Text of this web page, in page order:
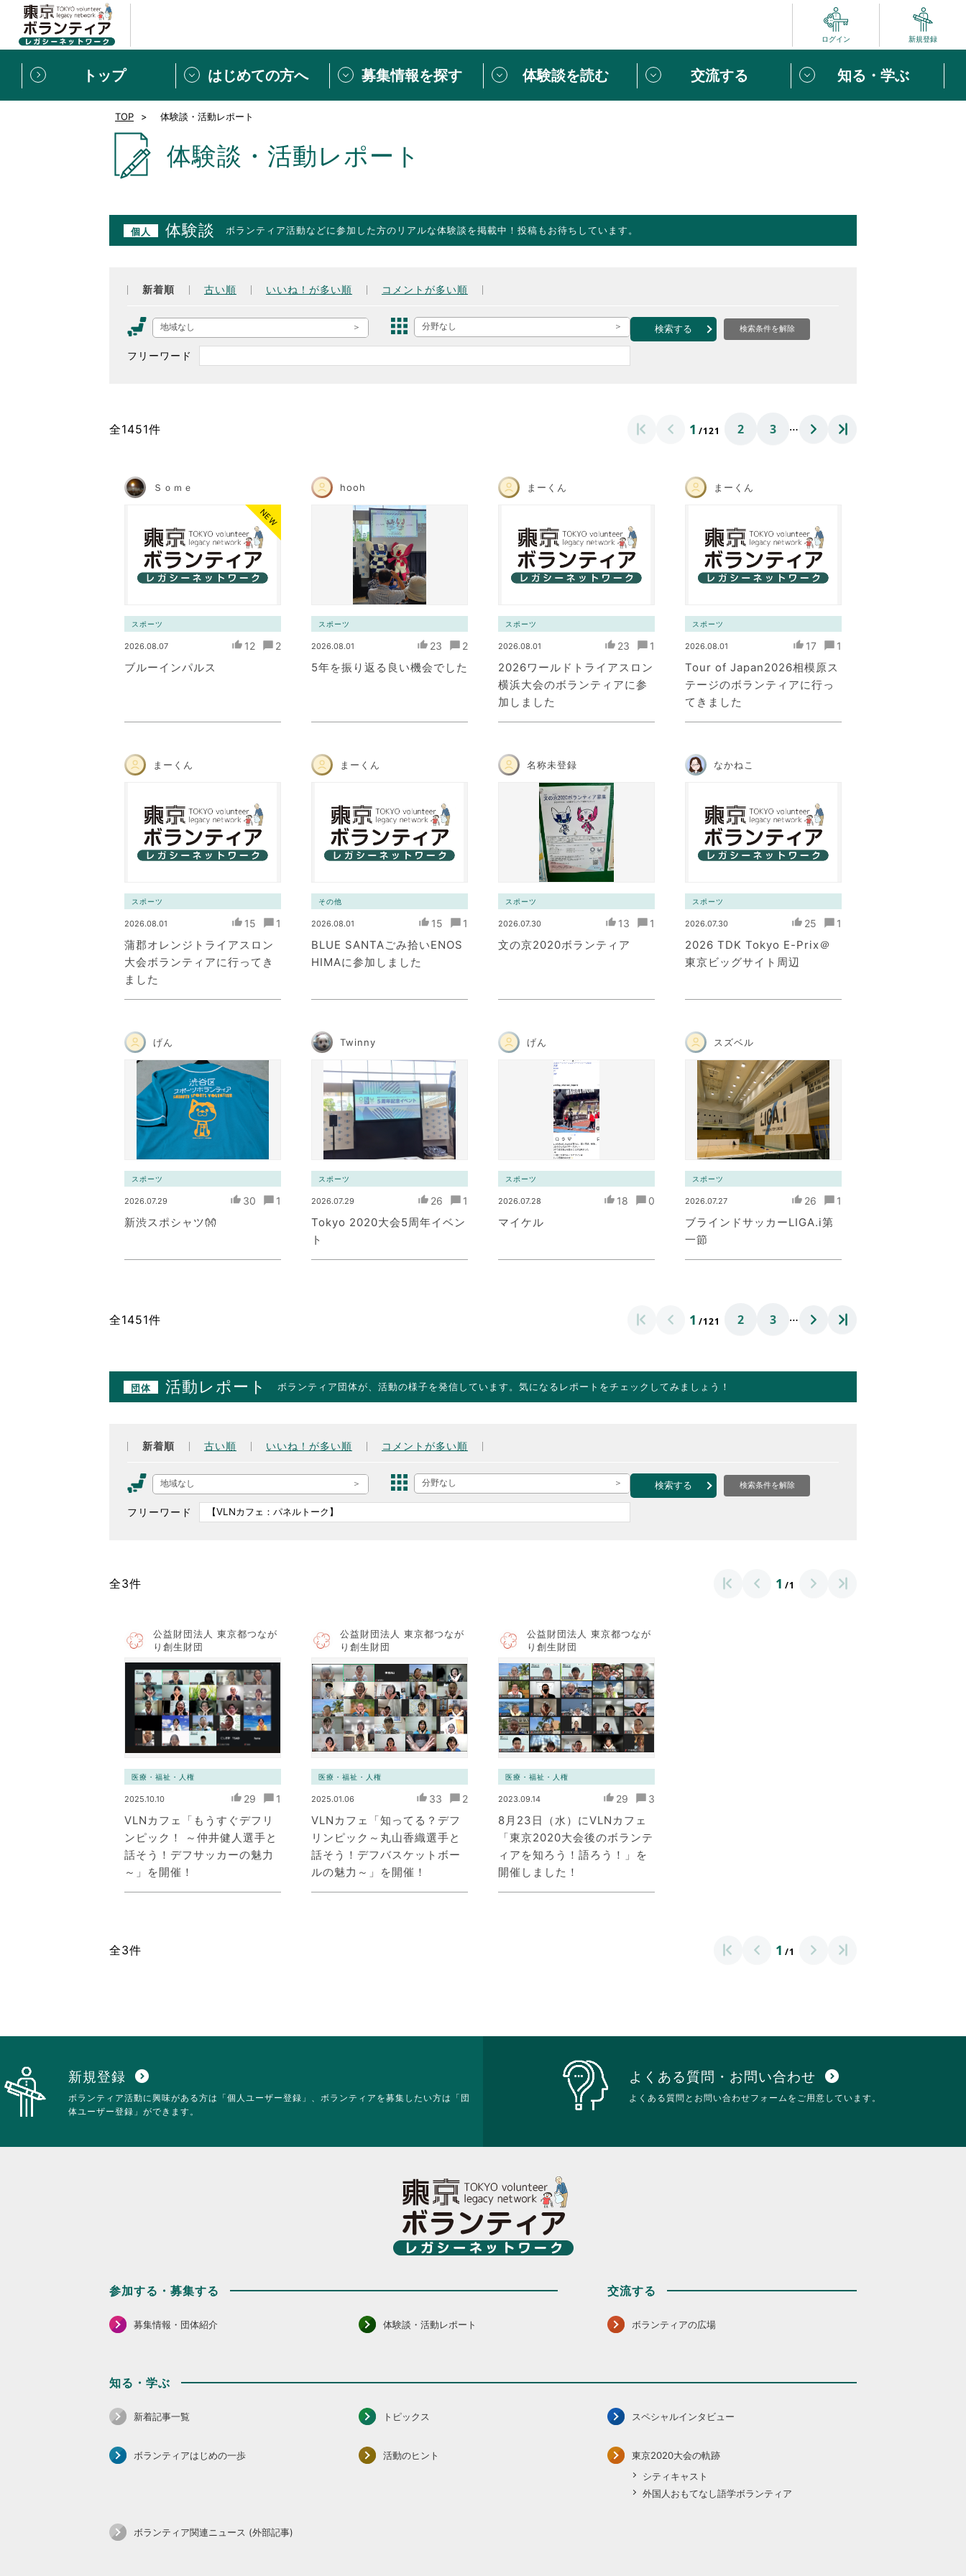
ログイン 新規登録
トップ はじめての方へ
新規登録 ボランティアをしたい方は「個人ユーザー登録」
東京ボランティアレガシーネットワークとは ボランティアはじめての方へ
ボランティア みんなのVOICE
募集情報を探す
募集情報
体験談を読む
[個人] 体験談
交流する
ボランティアの広場
知る・学ぶ
新着記事一覧
スペシャルインタビュー
ボランティアはじめの一歩
東京2020大会の軌跡 ボランティア関連ニュース（外部記事）
TOP 体験談・活動レポート
体験談・活動レポート
個人 体験談 ボランティア活動などに参加した方のリアルな体験談を掲載中！投稿もお待ちしています。
新着順 古い順 いいね！が多い順 コメントが多い順
地域なし 分野なし
フリーワード
検索する 検索条件を解除
全1451件 1 /121 2 3 …
Ｓｏｍｅ
NEW
スポーツ
2026.08.07 12 2
ブルーインパルス
hooh
スポーツ
2026.08.01 23 2
5年を振り返る良い機会でした
まーくん
スポーツ
2026.08.01 23 1
2026ワールドトライアスロン
横浜大会のボランティアに参
加しました
まーくん
スポーツ
2026.08.01 17 1
Tour of Japan2026相模原ス
テージのボランティアに行っ
てきました
まーくん
スポーツ
2026.08.01 15 1
蒲郡オレンジトライアスロン
大会ボランティアに行ってき
ました
まーくん
その他
2026.08.01 15 1
BLUE SANTAごみ拾いENOS
HIMAに参加しました
名称未登録
スポーツ
2026.07.30 13 1
文の京2020ボランティア
なかねこ
スポーツ
2026.07.30 25 1
2026 TDK Tokyo E-Prix＠
東京ビッグサイト周辺
げん
スポーツ
2026.07.29 30 1
新渋スポシャツ👐
Twinny
スポーツ
2026.07.29 26 1
Tokyo 2020大会5周年イベン
ト
げん
スポーツ
2026.07.28 18 0
マイケル
スズベル
スポーツ
2026.07.27 26 1
ブラインドサッカーLIGA.i第
一節
全1451件 1 /121 2 3 …
団体 活動レポート ボランティア団体が、活動の様子を発信しています。気になるレポートをチェックしてみましょう！
新着順 古い順 いいね！が多い順 コメントが多い順
地域なし 分野なし
フリーワード
検索する 検索条件を解除
全3件 1 /1
公益財団法人 東京都つなが
り創生財団
医療・福祉・人権
2025.10.10 29 1
VLNカフェ「もうすぐデフリ
ンピック！ ～仲井健人選手と
話そう！デフサッカーの魅力
～」を開催！
公益財団法人 東京都つなが
り創生財団
医療・福祉・人権
2025.01.06 33 2
VLNカフェ「知ってる？デフ
リンピック～丸山香織選手と
話そう！デフバスケットボー
ルの魅力～」を開催！
公益財団法人 東京都つなが
り創生財団
医療・福祉・人権
2023.09.14 29 3
8月23日（水）にVLNカフェ
「東京2020大会後のボランテ
ィアを知ろう！語ろう！」を
開催しました！
全3件 1 /1
新規登録 expand_circle_down
ボランティア活動に興味がある方は「個人ユーザー登録」、ボランティアを募集したい方は「団
体ユーザー登録」ができます。
よくある質問・お問い合わせ expand_circle_down
よくある質問とお問い合わせフォームをご用意しています。
参加する・募集する
募集情報・団体紹介 体験談・活動レポート
交流する
ボランティアの広場
知る・学ぶ
新着記事一覧 トピックス スペシャルインタビュー
ボランティアはじめの一歩 活動のヒント
東京2020大会の軌跡
シティキャスト
外国人おもてなし語学ボランティア
ボランティア関連ニュース (外部記事)